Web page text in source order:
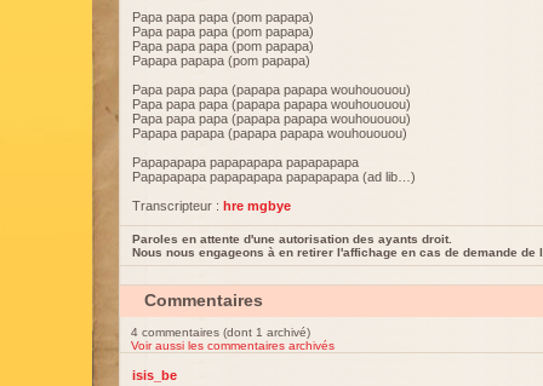
Papa papa papa (pom papapa)
Papa papa papa (pom papapa)
Papa papa papa (pom papapa)
Papapa papapa (pom papapa)
Papa papa papa (papapa papapa wouhououou)
Papa papa papa (papapa papapa wouhououou)
Papa papa papa (papapa papapa wouhououou)
Papapa papapa (papapa papapa wouhououou)
Papapapapa papapapapa papapapapa
Papapapapa papapapapa papapapapa (ad lib…)
Transcripteur : hre mgbye
Paroles en attente d'une autorisation des ayants droit.
Nous nous engageons à en retirer l'affichage en cas de demande de
Commentaires
4 commentaires (dont 1 archivé)
Voir aussi les commentaires archivés
isis_be